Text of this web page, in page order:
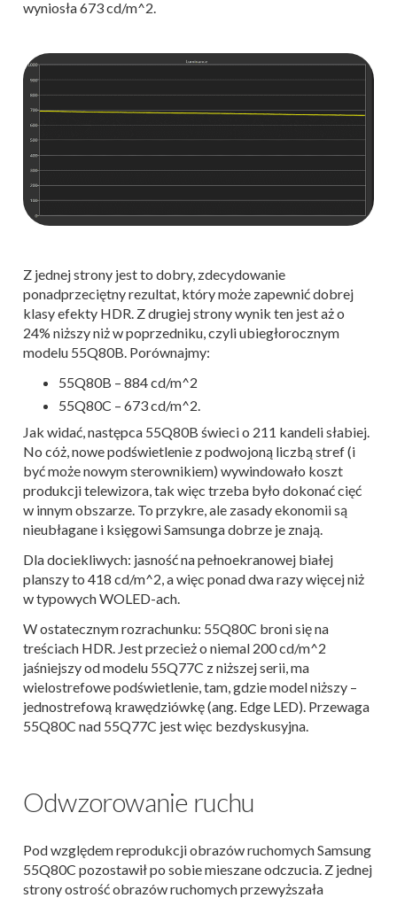
wyniosła 673 cd/m^2.
Z jednej strony jest to dobry, zdecydowanie
ponadprzeciętny rezultat, który może zapewnić dobrej
klasy efekty HDR. Z drugiej strony wynik ten jest aż o
24% niższy niż w poprzedniku, czyli ubiegłorocznym
modelu 55Q80B. Porównajmy:
55Q80B – 884 cd/m^2
55Q80C – 673 cd/m^2.
Jak widać, następca 55Q80B świeci o 211 kandeli słabiej.
No cóż, nowe podświetlenie z podwojoną liczbą stref (i
być może nowym sterownikiem) wywindowało koszt
produkcji telewizora, tak więc trzeba było dokonać cięć
w innym obszarze. To przykre, ale zasady ekonomii są
nieubłagane i księgowi Samsunga dobrze je znają.
Dla dociekliwych: jasność na pełnoekranowej białej
planszy to 418 cd/m^2, a więc ponad dwa razy więcej niż
w typowych WOLED-ach.
W ostatecznym rozrachunku: 55Q80C broni się na
treściach HDR. Jest przecież o niemal 200 cd/m^2
jaśniejszy od modelu 55Q77C z niższej serii, ma
wielostrefowe podświetlenie, tam, gdzie model niższy –
jednostrefową krawędziówkę (ang. Edge LED). Przewaga
55Q80C nad 55Q77C jest więc bezdyskusyjna.
Odwzorowanie ruchu
Pod względem reprodukcji obrazów ruchomych Samsung
55Q80C pozostawił po sobie mieszane odczucia. Z jednej
strony ostrość obrazów ruchomych przewyższała